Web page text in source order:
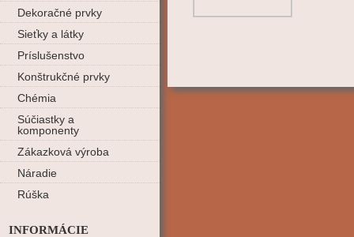
Dekoračné prvky
Sieťky a látky
Príslušenstvo
Konštrukčné prvky
Chémia
Súčiastky a
komponenty
Zákazková výroba
Náradie
Rúška
INFORMÁCIE